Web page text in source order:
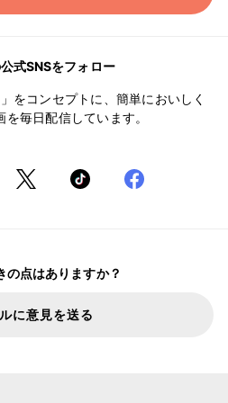
式SNSをフォロー
をコンセプトに、簡単においしく
毎日配信しています。
の点はありますか？
に意見を送る